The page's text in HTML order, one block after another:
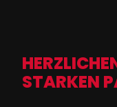
STARKEN